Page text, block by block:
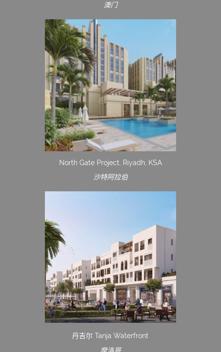
澳门
North Gate Project, Riyadh, KSA
沙特阿拉伯
丹吉尔 Tanja Waterfront